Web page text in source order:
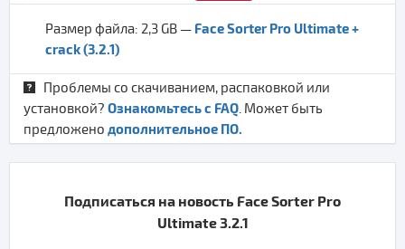
Размер файла: 2,3 GB — Face Sorter Pro Ultimate +
crack (3.2.1)
Проблемы со скачиванием, распаковкой или
установкой? Ознакомьтесь с FAQ. Может быть
предложено дополнительное ПО.
Подписаться на новость Face Sorter Pro
Ultimate 3.2.1